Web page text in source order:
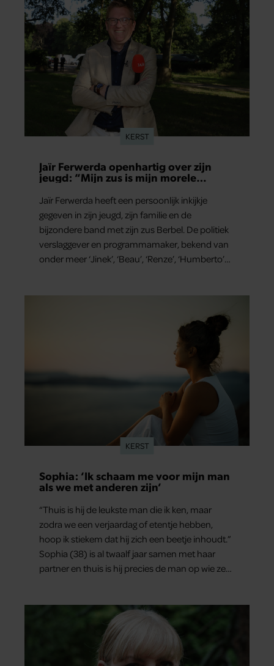
KERST
Jaïr Ferwerda openhartig over zijn
jeugd: “Mijn zus is mijn morele
Jaïr Ferwerda heeft een persoonlijk inkijkje
gegeven in zijn jeugd, zijn familie en de
bijzondere band met zijn zus Berbel. De politiek
verslaggever en programmamaker, bekend van
onder meer ‘Jinek’, ‘Beau’, ‘Renze’, ‘Humberto’
KERST
Sophia: ‘Ik schaam me voor mijn man
als we met anderen zijn’
“Thuis is hij de leukste man die ik ken, maar
zodra we een verjaardag of etentje hebben,
hoop ik stiekem dat hij zich een beetje inhoudt.”
Sophia (38) is al twaalf jaar samen met haar
partner en thuis is hij precies de man op wie ze
ze samen onder de mensen zijn.